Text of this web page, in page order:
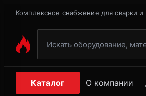
Комплексное снабжение для сварки и
Каталог О компании